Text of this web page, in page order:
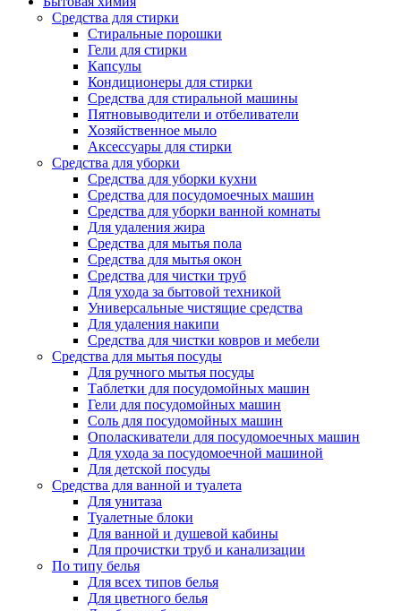
Средства для стирки
Стиральные порошки
Гели для стирки
Капсулы
Кондиционеры для стирки
Средства для стиральной машины
Пятновыводители и отбеливатели
Хозяйственное мыло
Аксессуары для стирки
Средства для уборки
Средства для уборки кухни
Средства для посудомоечных машин
Средства для уборки ванной комнаты
Для удаления жира
Средства для мытья пола
Средства для мытья окон
Средства для чистки труб
Для ухода за бытовой техникой
Универсальные чистящие средства
Для удаления накипи
Средства для чистки ковров и мебели
Средства для мытья посуды
Для ручного мытья посуды
Таблетки для посудомойных машин
Гели для посудомойных машин
Соль для посудомойных машин
Ополаскиватели для посудомоечных машин
Для ухода за посудомоечной машиной
Для детской посуды
Средства для ванной и туалета
Для унитаза
Туалетные блоки
Для ванной и душевой кабины
Для прочистки труб и канализации
По типу белья
Для всех типов белья
Для цветного белья